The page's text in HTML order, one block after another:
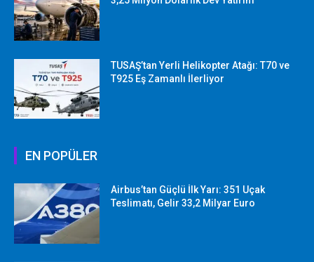
TUSAŞ’tan Yerli Helikopter Atağı: T70 ve
T925 Eş Zamanlı İlerliyor
EN POPÜLER
Airbus’tan Güçlü İlk Yarı: 351 Uçak
Teslimatı, Gelir 33,2 Milyar Euro